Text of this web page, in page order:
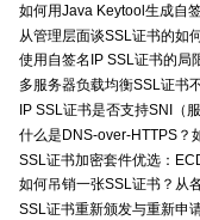
如何用Java Keytool生成自
从管理层面谈SSL证书的如
使用自签名IP SSL证书的局
多服务器负载均衡SSL证书
IP SSL证书是否支持SNI（
什么是DNS-over-HTTPS？
SSL证书加密套件优选：
如何吊销一张SSL证书？从
SSL证书重新颁发与重新申